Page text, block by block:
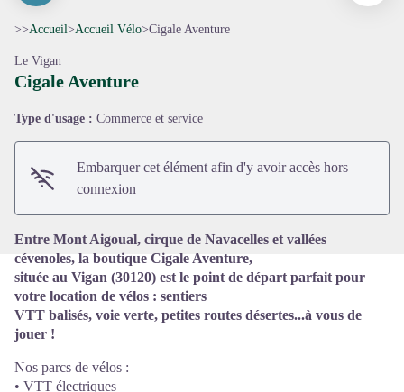
>>Accueil>Accueil Vélo>Cigale Aventure
Le Vigan
Cigale Aventure
Type d'usage : Commerce et service
Embarquer cet élément afin d'y avoir accès hors
connexion
Entre Mont Aigoual, cirque de Navacelles et vallées
cévenoles, la boutique Cigale Aventure,
située au Vigan (30120) est le point de départ parfait pour
votre location de vélos : sentiers
VTT balisés, voie verte, petites routes désertes...à vous de
jouer !
Nos parcs de vélos :
• VTT électriques